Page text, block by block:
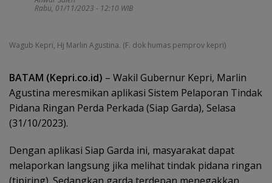
Rabu, 01/11/2023 - 12:10 WIB
Wagub Kepri, Hj Marlin Agustina. (F. dok humas pemprov kepri)
BATAM (Kepri.co.id) – Wakil Gubernur Kepri, Marlin
Agustina meresmikan aplikasi Sistem Pelaporan Tindak
Pidana Ringan Perda Perkada (Siap Garda), Selasa
(31/10/2023).
Dengan aplikasi Siap Garda ini, masyarakat dapat
melaporkan langsung jika melihat tindak pidana ringan